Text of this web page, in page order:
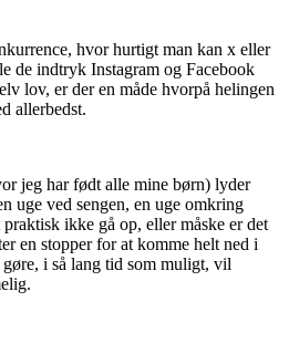
hvor hurtigt man kan x eller
de indtryk Instagram og Facebook
lov, er der en måde hvorpå helingen
allerbedst.
jeg har født alle mine børn) lyder
uge ved sengen, en uge omkring
ikke gå op, eller måske er det
en stopper for at komme helt ned i
i så lang tid som muligt, vil